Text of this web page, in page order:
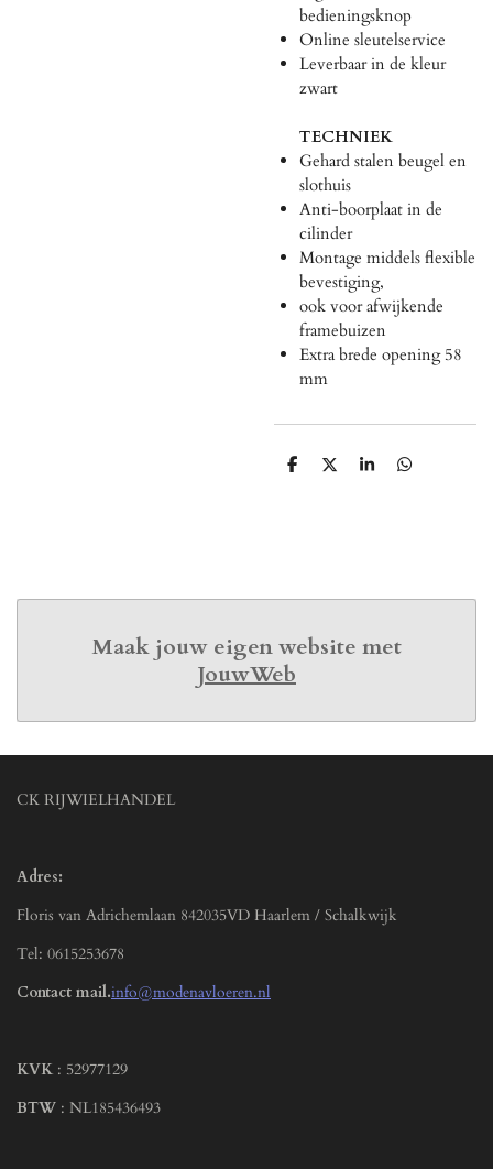
bedieningsknop
Online sleutelservice
Leverbaar in de kleur
zwart
TECHNIEK
Gehard stalen beugel en
slothuis
Anti-boorplaat in de
cilinder
Montage middels flexible
bevestiging,
ook voor afwijkende
framebuizen
Extra brede opening 58
mm
D
D
S
D
Maak jouw eigen website met
JouwWeb
CK RIJWIELHANDEL
Adres:
Floris van Adrichemlaan 842035VD Haarlem / Schalkwijk
Tel: 0615253678
Contact mail.info@modenavloeren.nl
KVK : 52977129
BTW : NL185436493